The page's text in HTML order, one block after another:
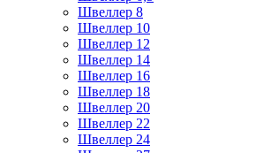
Швеллер 8
Швеллер 10
Швеллер 12
Швеллер 14
Швеллер 16
Швеллер 18
Швеллер 20
Швеллер 22
Швеллер 24